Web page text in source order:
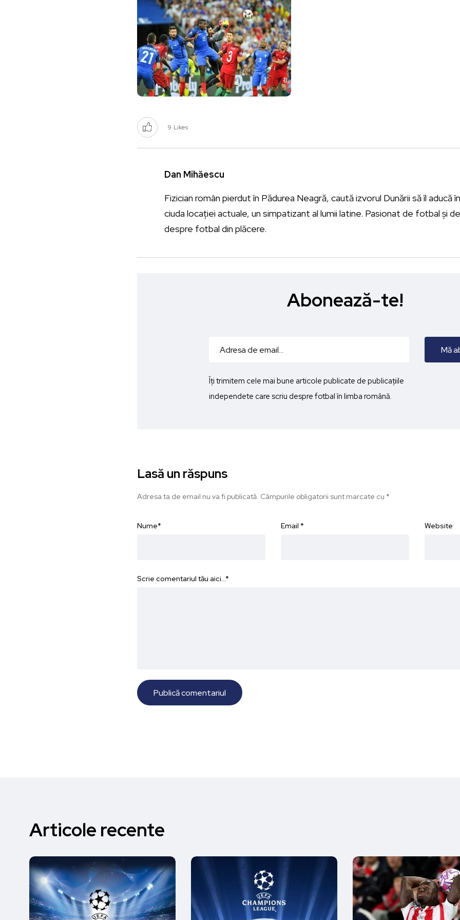
9 Likes
Dan Mihăescu
Fizician român pierdut în Pădurea Neagră, caută izvorul Dunării să îl aducă
ciuda locației actuale, un simpatizant al lumii latine. Pasionat de fotbal și
despre fotbal din plăcere.
Abonează-te!
Îți trimitem cele mai bune articole publicate de publicațiile
independete care scriu despre fotbal în limba română.
Lasă un răspuns
Adresa ta de email nu va fi publicată. Câmpurile obligatorii sunt marcate cu *
Nume* Email * Website
Scrie comentariul tău aici...*
Articole recente